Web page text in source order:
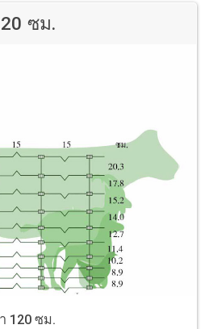
ซม.
120 ซม.